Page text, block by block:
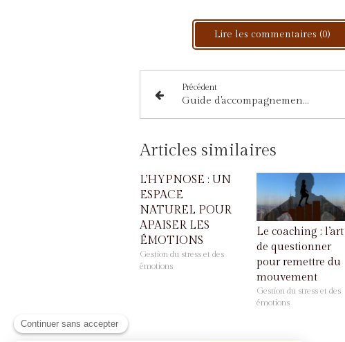
Lire les commentaires (0)
Précédent
Guide d'accompagnement de l'épuisement parental
Articles similaires
L’HYPNOSE : UN
ESPACE
NATUREL POUR
APAISER LES
ÉMOTIONS
Gestion du stress et des
émotions
Le coaching : l’art
de questionner
pour remettre du
mouvement
Gestion du stress et des
émotions